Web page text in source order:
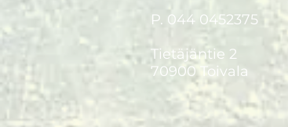
P. 044 0452375
Tietäjäntie 2
70900 Toivala